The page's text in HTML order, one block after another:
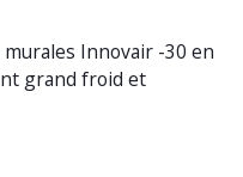
Innovair -30 en
grand froid et